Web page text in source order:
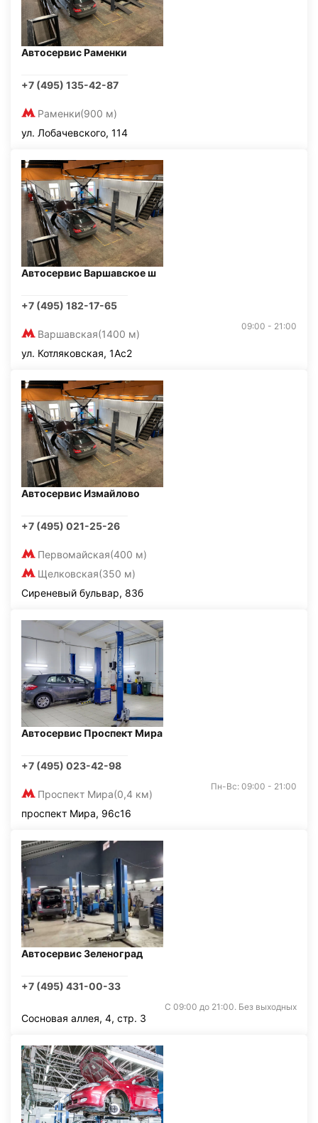
Автосервис Раменки
+7 (495) 135-42-87
Раменки(900 м)
ул. Лобачевского, 114
Автосервис Варшавское ш
+7 (495) 182-17-65
Варшавская(1400 м)
09:00 - 21:00
ул. Котляковская, 1Ас2
Автосервис Измайлово
+7 (495) 021-25-26
Первомайская(400 м)
Щелковская(350 м)
Сиреневый бульвар, 83б
Автосервис Проспект Мира
+7 (495) 023-42-98
Проспект Мира(0,4 км)
Пн-Вс: 09:00 - 21:00
проспект Мира, 96с16
Автосервис Зеленоград
+7 (495) 431-00-33
С 09:00 до 21:00. Без выходных
Сосновая аллея, 4, стр. 3